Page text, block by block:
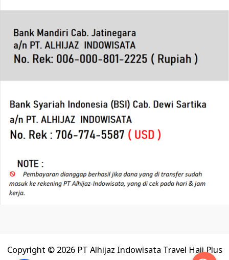
Copyright © 2026 PT Alhijaz Indowisata Travel Haji Plus